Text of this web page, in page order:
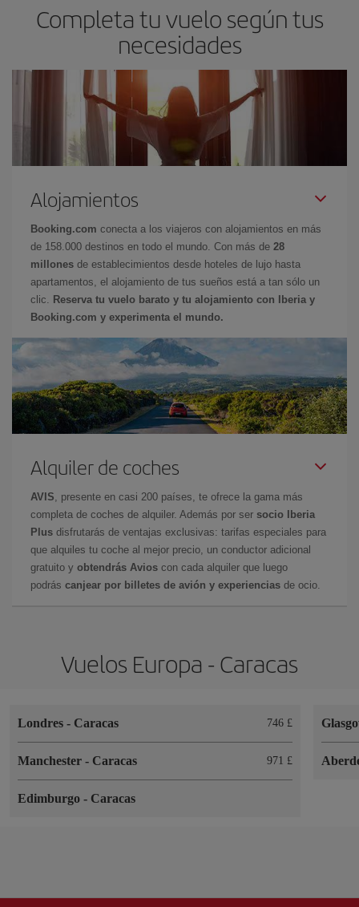
Completa tu vuelo según tus
necesidades
Alojamientos
Booking.com conecta a los viajeros con alojamientos en más
de 158.000 destinos en todo el mundo. Con más de 28
millones de establecimientos desde hoteles de lujo hasta
apartamentos, el alojamiento de tus sueños está a tan sólo un
clic.
Reserva tu vuelo barato y tu alojamiento con Iberia y
Booking.com y experimenta el mundo.
Alquiler de coches
AVIS , presente en casi 200 países, te ofrece la gama más
completa de coches de alquiler. Además por ser socio Iberia
Plus disfrutarás de ventajas exclusivas: tarifas especiales para
que alquiles tu coche al mejor precio, un conductor adicional
gratuito y obtendrás Avios con cada alquiler que luego
podrás canjear por billetes de avión y experiencias de ocio.
Vuelos Europa - Caracas
Londres - Caracas 746 £
Manchester - Caracas 971 £
Edimburgo - Caracas